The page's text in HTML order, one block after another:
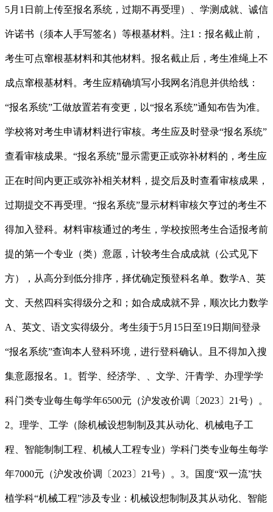
5月1日前上传至报名系统，过期不再受理）、学测成就、诚信
许诺书（须本人手写签名）等根基材料。注1：报名截止前，
考生可点窜根基材料和其他材料。报名截止后，考生准绳上不
成点窜根基材料。考生应精确填写小我网名消息并供给线：
“报名系统”工做放置若有变更，以“报名系统”通知布告为准。
学校将对考生申请材料进行审核。考生应及时登录“报名系统”
查看审核成果。“报名系统”显示需更正或弥补材料的，考生应
正在时间内更正或弥补相关材料，提交后及时查看审核成果，
过期提交不再受理。“报名系统”显示材料审核欠亨过的考生不
得加入登科。材料审核通过的考生，学校按照考生合适报考前
提的第一个专业（类）意愿，计较考生合成成就（公式见下
方），从高分到低分排序，择优确定预登科名单。数学A、英
文、天然四科实得级分之和；如合成成就不异，顺次比力数学
A、英文、语文实得级分。考生须于5月15日至19日期间登录
“报名系统”查询本人登科环境，进行登科确认。且不得加入搜
集意愿报名。1。哲学、经济学、、文学、汗青学、办理学学
科门类专业每生每学年6500元（沪发改价调〔2023〕21号）。
2。理学、工学（除机械设想制制及其从动化、机械电子工
程、智能制制工程、机械人工程专业）学科门类专业每生每学
年7000元（沪发改价调〔2023〕21号）。3。国度“双一流”扶
植学科“机械工程”涉及专业：机械设想制制及其从动化、智能